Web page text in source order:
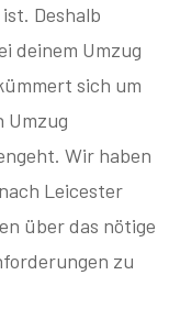
Deshalb
deinem Umzug
sich um
Umzug
Wir haben
Leicester
über das nötige
zu